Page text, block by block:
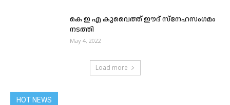
കെ ഇ എ കുവൈത്ത് ഈദ് സ്നേഹസംഗമം
നടത്തി
May 4, 2022
Load more
HOT NEWS